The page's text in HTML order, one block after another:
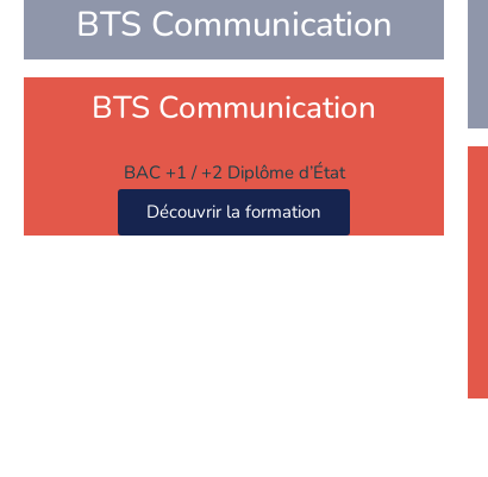
BTS Communication
BTS Communication
BAC +1 / +2 Diplôme d’État
Découvrir la formation